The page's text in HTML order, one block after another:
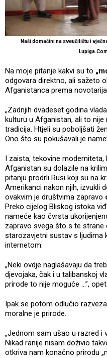
Naši domaćini na sveučilištu i
Na moje pitanje kakvi su to
odgovara direktno, ali sažeto
Afganistanca prema
„Zadnjih dvadeset godina
kulturu u Afganistan, ali to
tradicija. Htjeli su poboljšati
Ono što su pokušavali je
I zaista, tekovine
Afganistan su dolazile na
pitanju prodrli Rusi koji su na
Amerikanci nakon njih, izvukli
ovakvim je društvima zapravo
Preko cijelog Bliskog istoka
nameće kao čvrsta
zapravo svega što s te strane
starozavjetni sustav s ljudima
internetom.
„Neki ovdje naglašavaju da
djevojaka, čak i u talibanskoj
prirode to nije moguće …”,
Ipak se potom odlučio
moralne je prirode.
„Jednom sam ušao u razred i
Nikad ranije nisam doživio
otkriva nam konačno prirodu